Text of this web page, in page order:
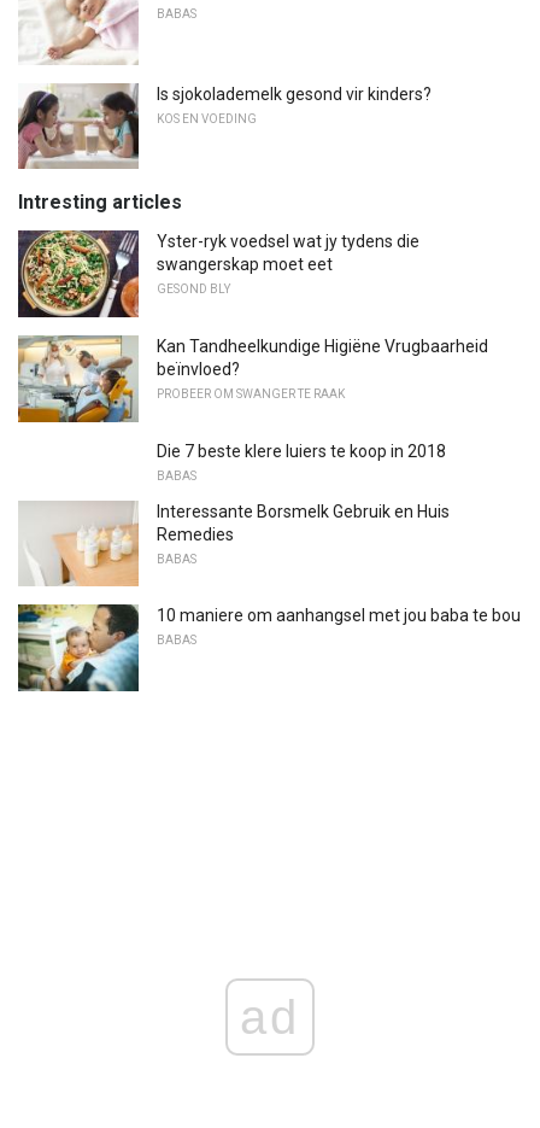
BABAS
Is sjokolademelk gesond vir kinders?
KOS EN VOEDING
Intresting articles
Yster-ryk voedsel wat jy tydens die
swangerskap moet eet
GESOND BLY
Kan Tandheelkundige Higiëne Vrugbaarheid
beïnvloed?
PROBEER OM SWANGER TE RAAK
Die 7 beste klere luiers te koop in 2018
BABAS
Interessante Borsmelk Gebruik en Huis
Remedies
BABAS
10 maniere om aanhangsel met jou baba te bou
BABAS
ad